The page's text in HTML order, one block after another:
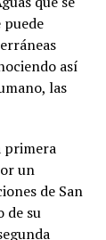
así
las
primera
un
de San
de su